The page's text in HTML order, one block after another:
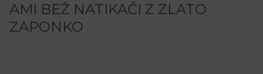
AMI BEŽ NATIKAČI Z ZLATO
ZAPONKO